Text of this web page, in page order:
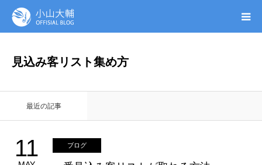
見込み客リスト集め方
最近の記事
11 ブログ
無料ガイドブック